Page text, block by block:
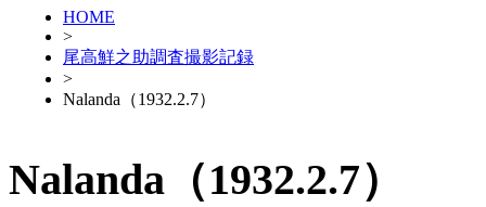
HOME
>
尾高鮮之助調査撮影記録
>
Nalanda（1932.2.7）
Nalanda（1932.2.7）